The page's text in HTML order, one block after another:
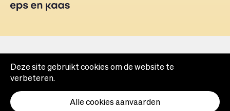
tab
Deze site gebruikt cookies om de website te
verbeteren.
Alle cookies aanvaarden